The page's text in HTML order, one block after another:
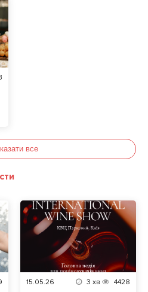
все
15.05.26 3 хв 4428